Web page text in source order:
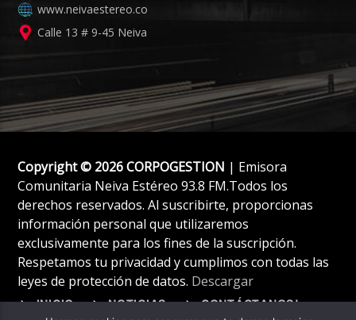
www.neivaestereo.co
Calle 13 # 9-45 Neiva
Copyright © 2026 CORPOGESTION | Emisora
Comunitaria Neiva Estéreo 93.8 FM.Todos los
derechos reservados. Al suscribirte, proporcionas
información personal que utilizaremos
exclusivamente para los fines de la suscripción.
Respetamos tu privacidad y cumplimos con todas las
leyes de protección de datos. Descargar
INICIO NOTICIAS CONTÁCTANOS!